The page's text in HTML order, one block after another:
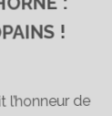
!
l’honneur de